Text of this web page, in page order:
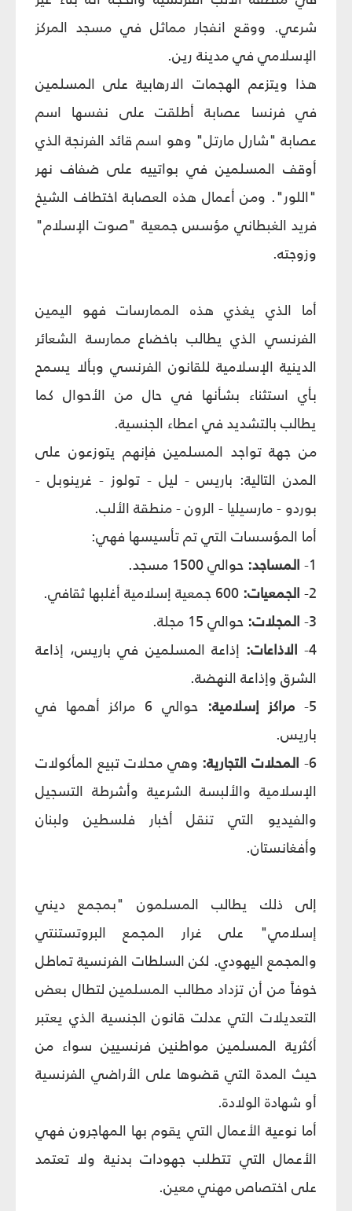
شرعي. ووقع انفجار مماثل في مسجد المركز
الإسلامي في مدينة رين.
هذا ويتزعم الهجمات الارهابية على المسلمين
في فرنسا عصابة أطلقت على نفسها اسم
عصابة "شارل مارتل" وهو اسم قائد الفرنجة الذي
أوقف المسلمين في بواتييه على ضفاف نهر
"اللور". ومن أعمال هذه العصابة اختطاف الشيخ
فريد الغبطاني مؤسس جمعية "صوت الإسلام"
وزوجته.
أما الذي يغذي هذه الممارسات فهو اليمين
الفرنسي الذي يطالب باخضاع ممارسة الشعائر
الدينية الإسلامية للقانون الفرنسي وبألا يسمح
بأي استثناء بشأنها في حال من الأحوال كما
يطالب بالتشديد في اعطاء الجنسية.
من جهة تواجد المسلمين فإنهم يتوزعون على
المدن التالية: باريس - ليل - تولوز - غرينوبل -
بوردو - مارسيليا - الرون - منطقة الألب.
أما المؤسسات التي تم تأسيسها فهي:
1- المساجد: حوالي 1500 مسجد.
2- الجمعيات:
3- المجلات: حوالي 15 مجلة.
4- الاذاعات: إذاعة المسلمين في باريس، إذاعة
الشرق وإذاعة النهضة.
5-
مراكز إسلامية:
حوالي 6 مراكز أهمها في
باريس.
6- المحلات التجارية: وهي محلات تبيع المأكولات
الإسلامية والألبسة الشرعية وأشرطة التسجيل
والفيديو التي تنقل أخبار فلسطين ولبنان
وأفغانستان.
إلى ذلك يطالب المسلمون "بمجمع ديني
إسلامي" على غرار المجمع البروتستنتي
والمجمع اليهودي. لكن السلطات الفرنسية تماطل
خوفاً من أن تزداد مطالب المسلمين لتطال بعض
التعديلات التي عدلت قانون الجنسية الذي يعتبر
أكثرية المسلمين مواطنين فرنسيين سواء من
حيث المدة التي قضوها على الأراضي الفرنسية
أو شهادة الولادة.
أما نوعية الأعمال التي يقوم بها المهاجرون فهي
الأعمال التي تتطلب جهودات بدنية ولا تعتمد
على اختصاص مهني معين.